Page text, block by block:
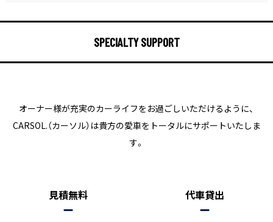
SPECIALTY SUPPORT
オーナー様が充実のカーライフをお過ごしいただけるように、
CARSOL.（カーソル）は貴方の愛車をトータルにサポートいたしま
す。
見積無料 代車貸出